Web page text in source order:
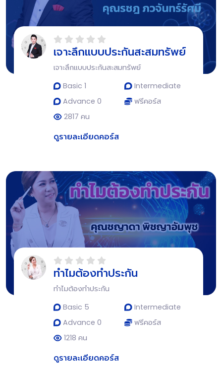
เจาะลึกแบบประกันสะสมทรัพย์
เจาะลึกแบบประกันสะสมทรัพย์
Basic 1
Intermediate
Advance 0
ฟรีคอร์ส
2817 คน
ดูรายละเอียดคอร์ส
ทำไมต้องทำประกัน
ทำไมต้องทำประกัน
Basic 5
Intermediate
Advance 0
ฟรีคอร์ส
1218 คน
ดูรายละเอียดคอร์ส